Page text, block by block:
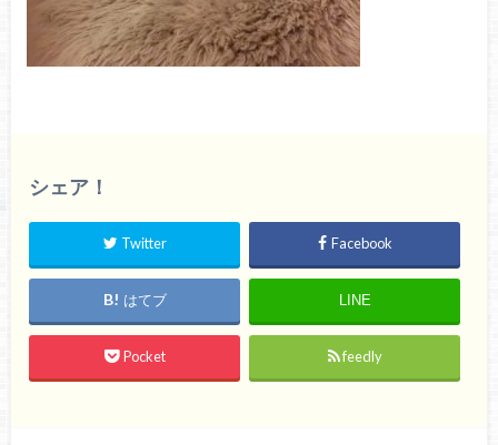
シェア！
Twitter Facebook
はてブ LINE
Pocket feedly